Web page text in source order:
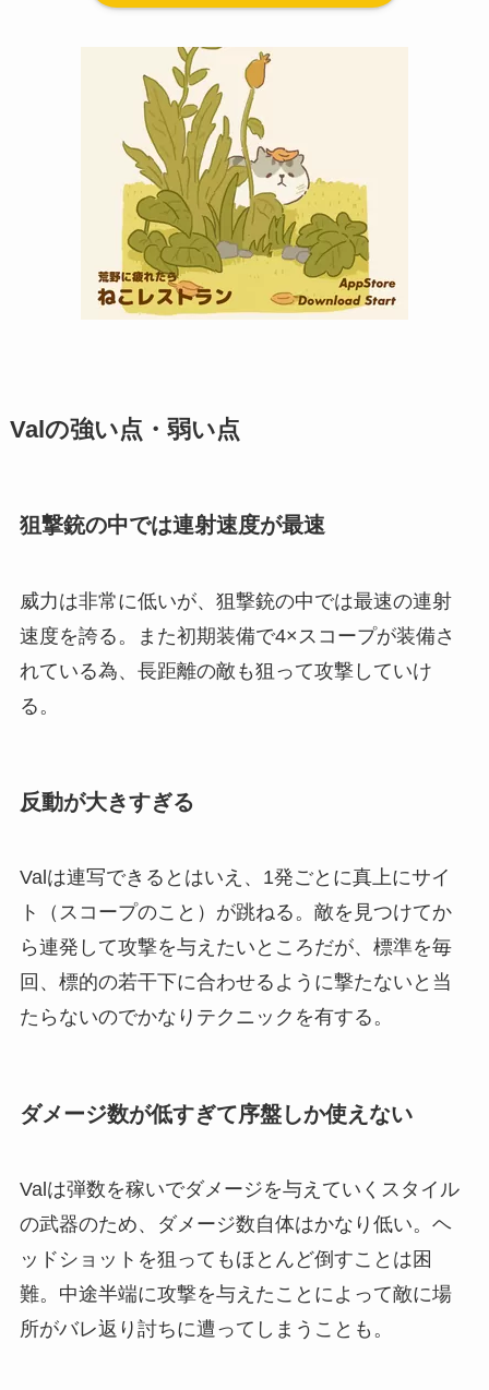
Valの強い点・弱い点
狙撃銃の中では連射速度が最速
威力は非常に低いが、狙撃銃の中では最速の連射
速度を誇る。また初期装備で4×スコープが装備さ
れている為、長距離の敵も狙って攻撃していけ
る。
反動が大きすぎる
Valは連写できるとはいえ、1発ごとに真上にサイ
ト（スコープのこと）が跳ねる。敵を見つけてか
ら連発して攻撃を与えたいところだが、標準を毎
回、標的の若干下に合わせるように撃たないと当
たらないのでかなりテクニックを有する。
ダメージ数が低すぎて序盤しか使えない
Valは弾数を稼いでダメージを与えていくスタイル
の武器のため、ダメージ数自体はかなり低い。ヘ
ッドショットを狙ってもほとんど倒すことは困
難。中途半端に攻撃を与えたことによって敵に場
所がバレ返り討ちに遭ってしまうことも。